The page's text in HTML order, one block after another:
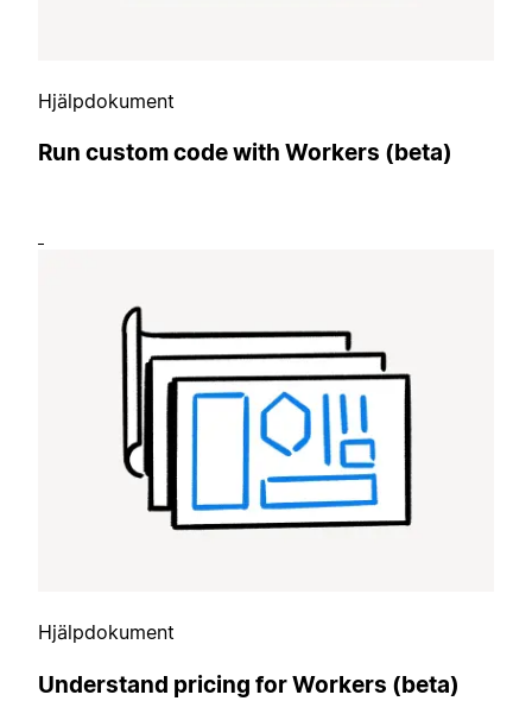
Hjälpdokument
Run custom code with Workers (beta)
Hjälpdokument
Understand pricing for Workers (beta)